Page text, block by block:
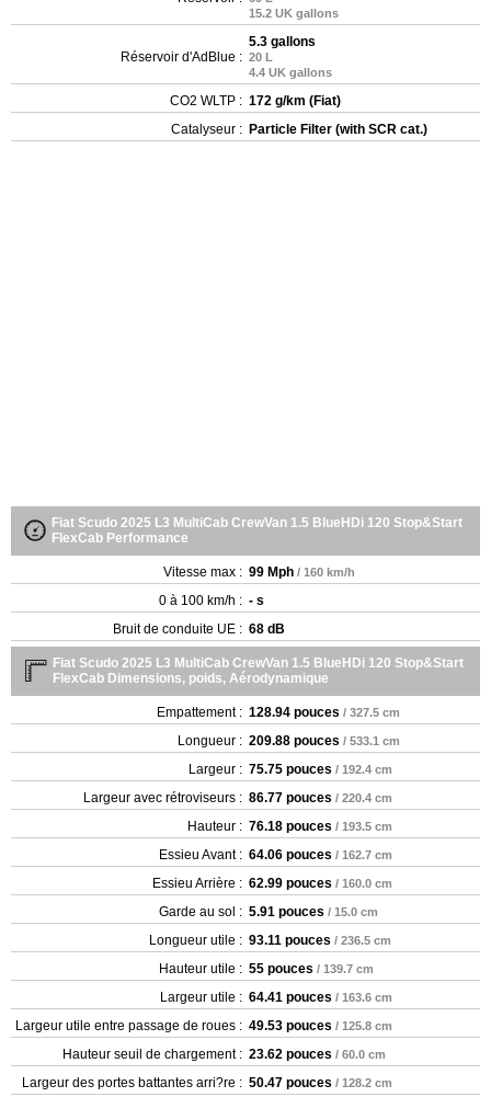
15.2 UK gallons
Réservoir d'AdBlue :
5.3 gallons
20 L
4.4 UK gallons
CO2 WLTP : 172 g/km (Fiat)
Catalyseur : Particle Filter (with SCR cat.)
Fiat Scudo 2025 L3 MultiCab CrewVan 1.5 BlueHDi 120 Stop&Start
FlexCab Performance
Vitesse max : 99 Mph / 160 km/h
0 à 100 km/h : - s
Bruit de conduite UE : 68 dB
Fiat Scudo 2025 L3 MultiCab CrewVan 1.5 BlueHDi 120 Stop&Start
FlexCab Dimensions, poids, Aérodynamique
Empattement : 128.94 pouces / 327.5 cm
Longueur : 209.88 pouces / 533.1 cm
Largeur : 75.75 pouces / 192.4 cm
Largeur avec rétroviseurs : 86.77 pouces / 220.4 cm
Hauteur : 76.18 pouces / 193.5 cm
Essieu Avant : 64.06 pouces / 162.7 cm
Essieu Arrière : 62.99 pouces / 160.0 cm
Garde au sol : 5.91 pouces / 15.0 cm
Longueur utile : 93.11 pouces / 236.5 cm
Hauteur utile : 55 pouces / 139.7 cm
Largeur utile : 64.41 pouces / 163.6 cm
Largeur utile entre passage de roues : 49.53 pouces / 125.8 cm
Hauteur seuil de chargement : 23.62 pouces / 60.0 cm
Largeur des portes battantes arri?re : 50.47 pouces / 128.2 cm